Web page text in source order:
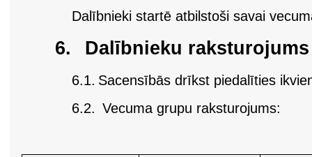
Dalībnieki startē atbilstoši savai
6. Dalībnieku raksturojums
6.1. Sacensībās drīkst piedalīties
6.2. Vecuma grupu raksturojums: